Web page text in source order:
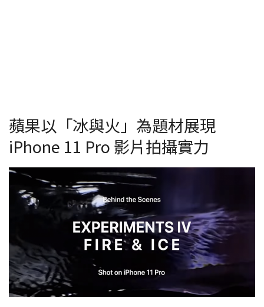
蘋果以「冰與火」為題材展現
iPhone 11 Pro 影片拍攝實力